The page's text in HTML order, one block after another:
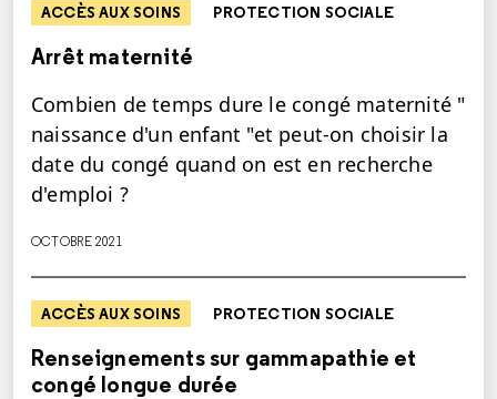
ACCÈS AUX SOINS PROTECTION SOCIALE
Arrêt maternité
Combien de temps dure le congé maternité "
naissance d'un enfant "et peut-on choisir la
date du congé quand on est en recherche
d'emploi ?
OCTOBRE 2021
ACCÈS AUX SOINS PROTECTION SOCIALE
Renseignements sur gammapathie et
congé longue durée